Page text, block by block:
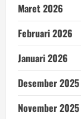
Maret 2026
Februari 2026
Januari 2026
Desember 2025
November 2025